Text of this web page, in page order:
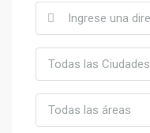
Todas las Ciudades
Todas las áreas